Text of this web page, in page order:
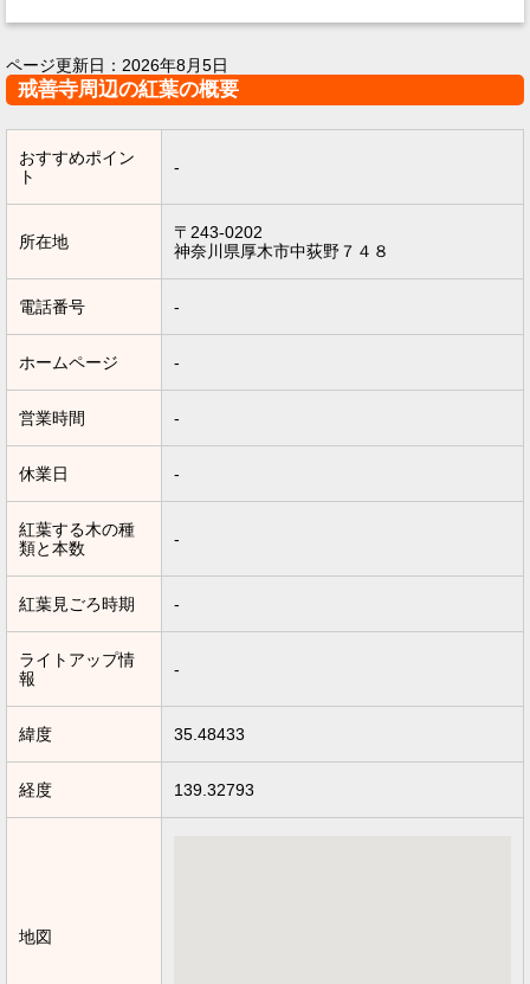
ページ更新日： 2026年8月5日
戒善寺周辺の紅葉の概要
おすすめポイン
ト
-
所在地
〒243-0202
神奈川県厚木市中荻野７４８
電話番号 -
ホームページ -
営業時間 -
休業日 -
紅葉する木の種
類と本数
-
紅葉見ごろ時期 -
ライトアップ情
報
-
緯度 35.48433
経度 139.32793
地図